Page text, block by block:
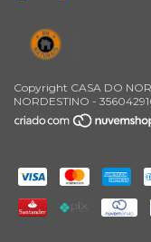
Copyright CASA DO
NORDESTINO -